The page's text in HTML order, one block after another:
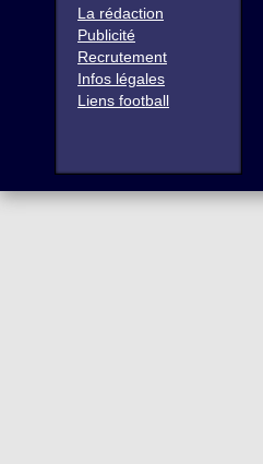
La rédaction
Publicité
Recrutement
Infos légales
Liens football